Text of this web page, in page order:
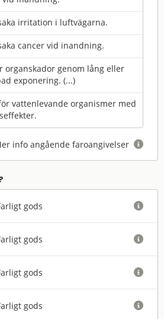
irritation i luftvägarna.
cancer vid inandning.
organskador genom lång eller
exponering. (...)
vattenlevande organismer med
info angående faroangivelser 
gods 
gods 
gods 
gods 